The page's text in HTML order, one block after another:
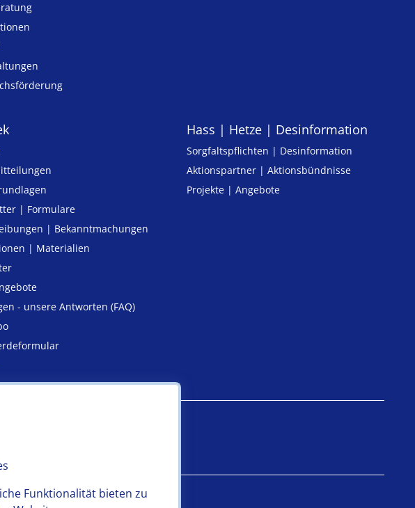
| Formulare
| Bekanntmachungen
| Materialien
- unsere Antworten (FAQ)
Hass | Hetze | Desinformation
Sorgfaltspflichten | Desinformation
Aktionspartner | Aktionsbündnisse
Projekte | Angebote
Funktionalität bieten zu